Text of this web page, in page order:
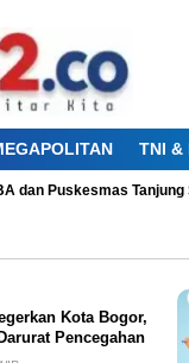
TNI &
Puskesmas Tanjung
Kota Bogor,
Pencegahan